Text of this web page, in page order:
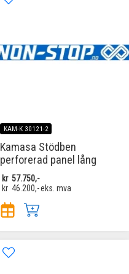
KAM-K 30121-2
Kamasa Stödben
perforerad panel lång
kr 57.750,-
kr 46.200,-eks. mva